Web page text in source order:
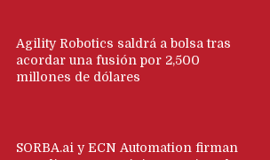
Agility Robotics saldrá a bolsa tras
acordar una fusión por 2,500
millones de dólares
SORBA.ai y ECN Automation firman